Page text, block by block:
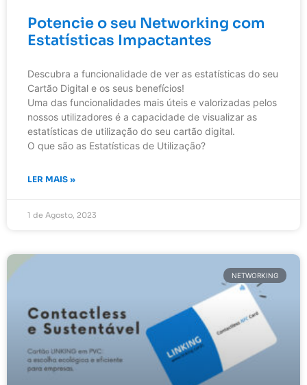
Potencie o seu Networking com
Estatísticas Impactantes
Descubra a funcionalidade de ver as estatísticas do seu
Cartão Digital e os seus benefícios!
Uma das funcionalidades mais úteis e valorizadas pelos
nossos utilizadores é a capacidade de visualizar as
estatísticas de utilização do seu cartão digital.
O que são as Estatísticas de Utilização?
LER MAIS »
1 de Agosto, 2023
NETWORKING